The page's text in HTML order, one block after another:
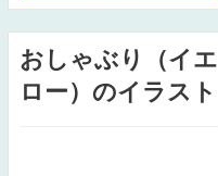
おしゃぶり（イエ
ロー）のイラスト